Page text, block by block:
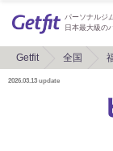
パーソナルジ
日本最大級の
Getfit 全国
2026.03.13 update